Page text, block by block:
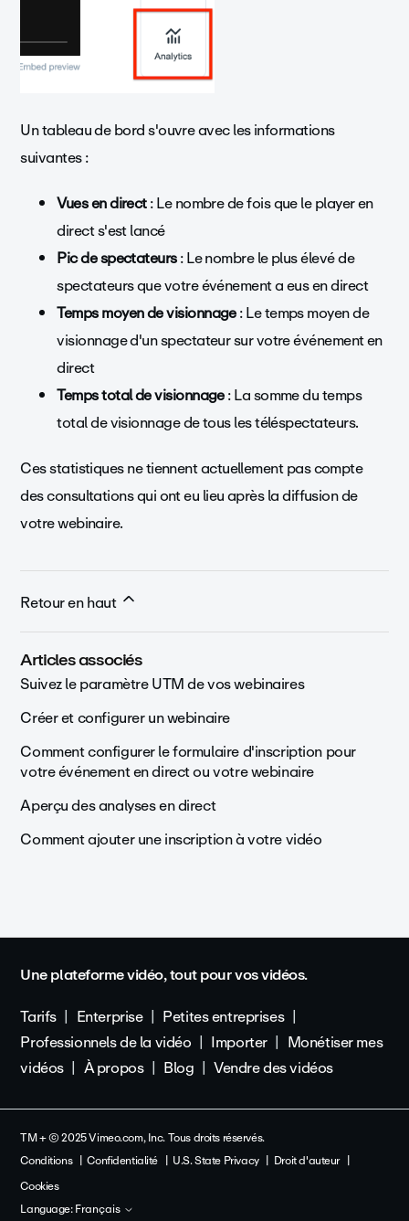
Un tableau de bord s'ouvre avec les informations
suivantes :
Vues en direct: Le nombre de fois que le player en
direct s'est lancé
Pic de spectateurs: Le nombre le plus élevé de
spectateurs que votre événement a eus en direct
Temps moyen de visionnage: Le temps moyen de
visionnage d'un spectateur sur votre événement en
direct
Temps total de visionnage: La somme du temps
total de visionnage de tous les téléspectateurs.
Ces statistiques ne tiennent actuellement pas compte
des consultations qui ont eu lieu après la diffusion de
votre webinaire.
Retour en haut
Articles associés
Suivez le paramètre UTM de vos webinaires
Créer et configurer un webinaire
Comment configurer le formulaire d'inscription pour
votre événement en direct ou votre webinaire
Aperçu des analyses en direct
Comment ajouter une inscription à votre vidéo
Une plateforme vidéo, tout pour vos vidéos.
Tarifs
Enterprise
Petites entreprises
Professionnels de la vidéo
Importer
Monétiser mes
vidéos
À propos Blog Vendre des vidéos
TM + © 2025 Vimeo.com, Inc. Tous droits réservés.
Conditions
Confidentialité U.S. State Privacy
Droit d'auteur
Cookies
Language:Français